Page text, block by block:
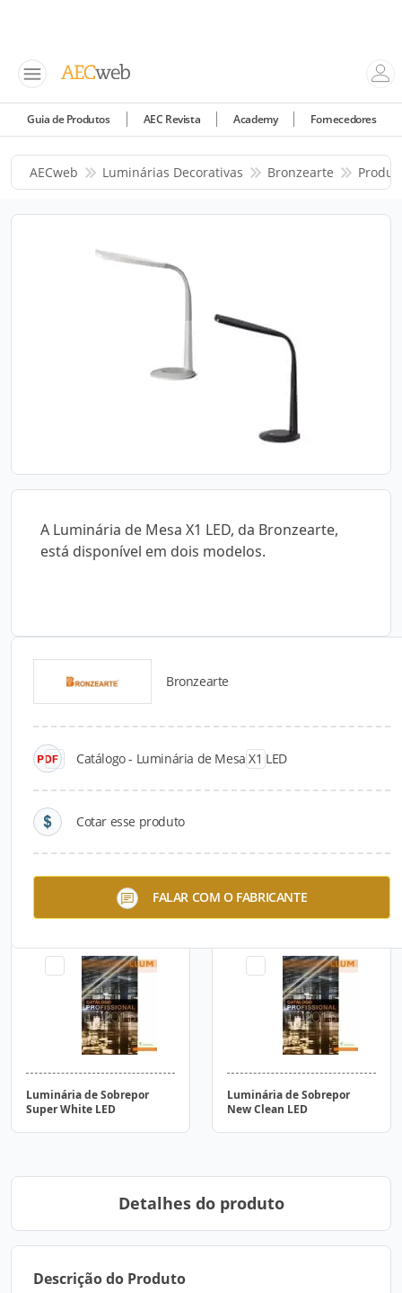
Guia de Produtos AEC Revista Academy Fornecedores
AECweb Luminárias Decorativas Bronzearte
A Luminária de Mesa X1 LED, da Bronzearte,
está disponível em dois modelos.
Bronzearte
Catálogo - Luminária de Mesa X1 LED
Cotar esse produto
FALAR COM O FABRICANTE
Catálogos para Download
Luminária de Sobrepor X-
White LED
Luminária de Sobrepor
Super White LED
Luminária de Sobrepor
New Clean LED
Detalhes do produto
Descrição do Produto